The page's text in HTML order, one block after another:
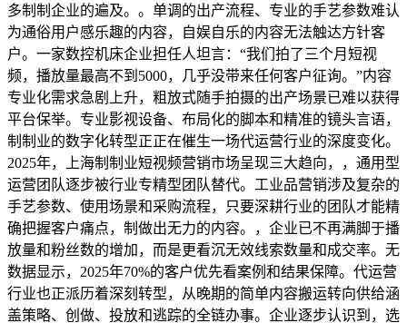
多制制企业的遍及。。单调的出产流程、专业的手艺参数难认
为通俗用户感乐趣的内容，自娱自乐的内容无法触达方针客
户。一家数控机床企业担任人坦言：“我们拍了三个月短视
频，播放量最高不到5000，几乎没带来任何客户征询。”内容
专业化需求急剧上升，粗放式随手拍摄的出产场景已难以获得
平台保举。专业影视设备、布局化的脚本和精准的镜头言语，
制制业的数字化转型正正在催生一场代运营行业的深度变化。
2025年，上海制制业短视频营销市场呈现三大趋向，，通用型
运营团队逐步被行业专精型团队替代。工业品营销涉及复杂的
手艺参数、使用场景和采购流程，只要深耕行业的团队才能精
确把握客户痛点，制做出无力的内容。，企业已不再满脚于播
放量和粉丝数的增加，而是更看沉无效线索数量和成交率。无
数据显示，2025年70%的客户优先看案例和结果保障。代运营
行业也正派历着深刻转型，从晚期的简单内容搬运转向供给涵
盖策略、创做、投放和逃踪的全链办事。企业逐步认识到，选